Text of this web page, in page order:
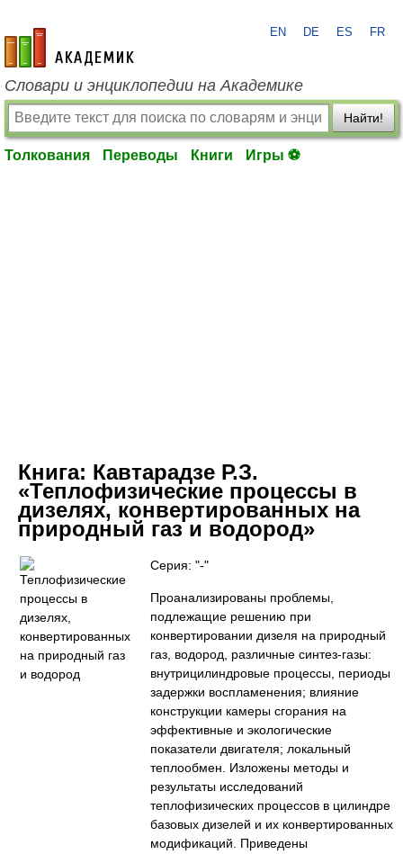
academic.ru
EN DE ES FR
Словари и энциклопедии на Академике
Найти!
Толкования Переводы Книги Игры ⚽
Книга: Кавтарадзе Р.З.
«Теплофизические процессы в
дизелях, конвертированных на
природный газ и водород»
Серия: "-"
Проанализированы проблемы,
подлежащие решению при
конвертировании дизеля на природный
газ, водород, различные синтез-газы:
внутрицилиндровые процессы, периоды
задержки воспламенения; влияние
конструкции камеры сгорания на
эффективные и экологические
показатели двигателя; локальный
теплообмен. Изложены методы и
результаты исследований
теплофизических процессов в цилиндре
базовых дизелей и их конвертированных
модификаций. Приведены